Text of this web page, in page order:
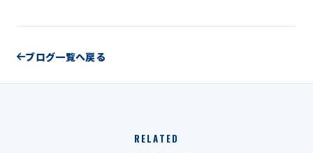
ブログ一覧へ戻る
RELATED